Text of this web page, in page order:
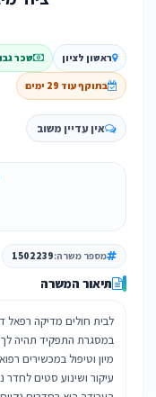
ראשון לציון שכר
בתוקף עוד 29 ימים
אין עדיין משוב
מספר משרה:1502239
תיאור המשרה